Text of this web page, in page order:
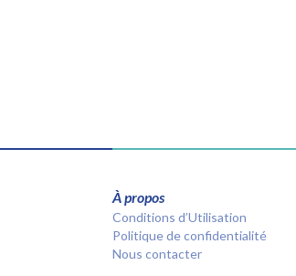
À propos
Conditions d’Utilisation
Politique de confidentialité
Nous contacter